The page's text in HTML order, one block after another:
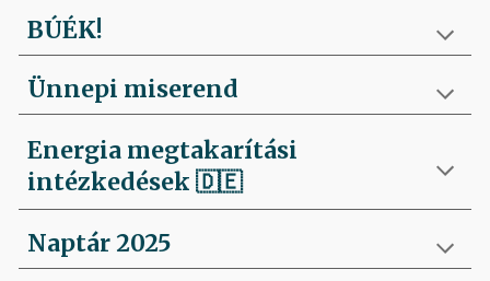
BÚÉK!
Ünnepi miserend
Energia megtakarítási
intézkedések🇩🇪
Naptár 2025